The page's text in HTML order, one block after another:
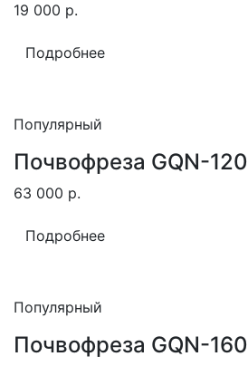
19 000 р.
Подробнее
Популярный
Почвофреза GQN-120
63 000 р.
Подробнее
Популярный
Почвофреза GQN-160